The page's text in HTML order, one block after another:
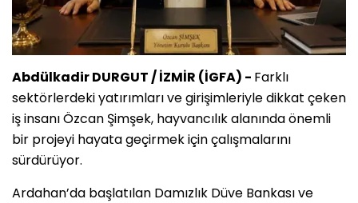
Abdülkadir DURGUT / İZMİR (İGFA) - Farklı
sektörlerdeki yatırımları ve girişimleriyle dikkat çeken
iş insanı Özcan Şimşek, hayvancılık alanında önemli
bir projeyi hayata geçirmek için çalışmalarını
sürdürüyor.
Ardahan’da başlatılan Damızlık Düve Bankası ve